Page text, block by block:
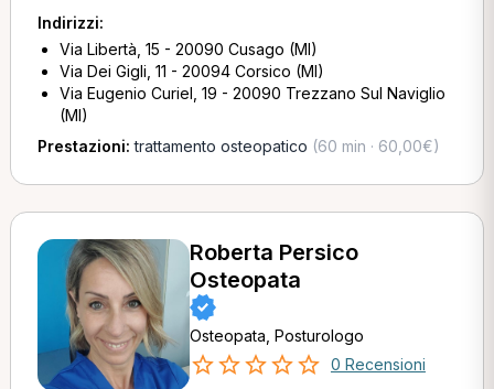
Indirizzi:
Via Libertà, 15 - 20090 Cusago (MI)
Via Dei Gigli, 11 - 20094 Corsico (MI)
Via Eugenio Curiel, 19 - 20090 Trezzano Sul Naviglio
(MI)
Prestazioni:trattamento osteopatico (60 min · 60,00€)
Roberta Persico
Osteopata
Osteopata, Posturologo
0 Recensioni